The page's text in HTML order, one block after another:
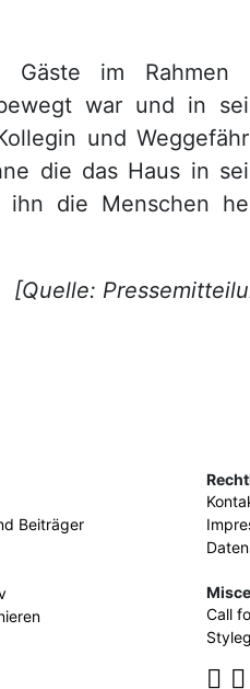
im Rahmen
war und in
und
die das Haus in
die Menschen
[Quelle:
Beiträger
Call